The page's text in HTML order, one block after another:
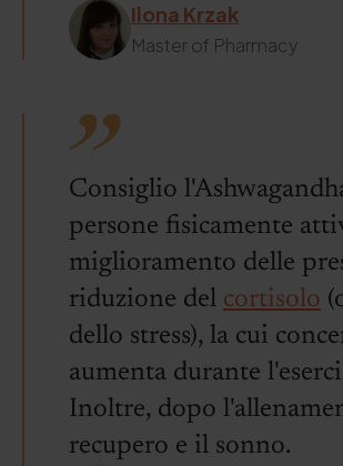
Ilona Krzak
Master of Pharmacy
Consiglio
persone fisicamente
miglioramento delle
riduzione del cortisolo
dello stress), la cui
aumenta durante
Inoltre, dopo
recupero e il sonno.